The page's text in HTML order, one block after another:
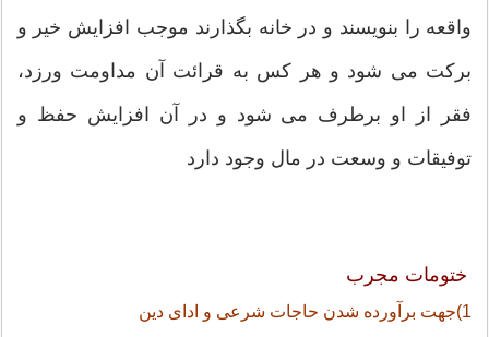
واقعه را بنویسند و در خانه بگذارند موجب افزایش خیر و
بركت می شود و هر كس به قرائت آن مداومت ورزد،
فقر از او برطرف می شود و در آن افزایش حفظ و
توفیقات و وسعت در مال وجود دارد
ختومات مجرب
1)جهت برآورده شدن حاجات شرعی و ادای دین